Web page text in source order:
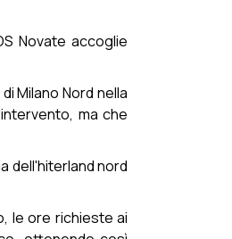
Novate accoglie
Milano Nord nella
ma che
dell'hiterland nord
le ore richieste ai